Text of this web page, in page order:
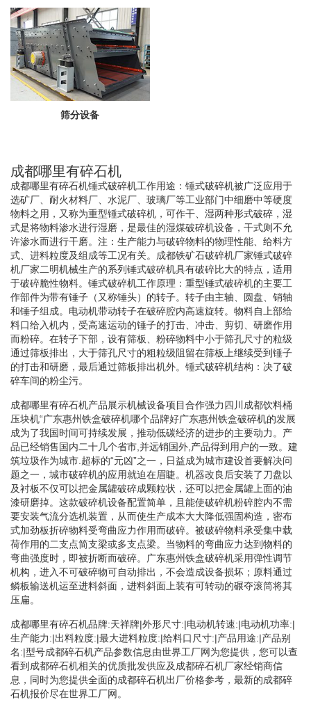
筛分设备
成都哪里有碎石机
成都哪里有碎石机锤式破碎机工作用途：锤式破碎机被广泛应用于
选矿厂、耐火材料厂、水泥厂、玻璃厂等工业部门中细磨中等硬度
物料之用，又称为重型锤式破碎机，可作干、湿两种形式破碎，湿
式是将物料渗水进行湿磨，是最佳的湿煤破碎机设备，干式则不允
许渗水而进行干磨。注：生产能力与破碎物料的物理性能、给料方
式、进料粒度及组成等工况有关。成都铁矿石破碎机厂家锤式破碎
机厂家二明机械生产的系列锤式破碎机具有破碎比大的特点，适用
于破碎脆性物料。锤式破碎机工作原理：重型锤式破碎机的主要工
作部件为带有锤子（又称锤头）的转子。转子由主轴、圆盘、销轴
和锤子组成。电动机带动转子在破碎腔内高速旋转。物料自上部给
料口给入机内，受高速运动的锤子的打击、冲击、剪切、研磨作用
而粉碎。在转子下部，设有筛板、粉碎物料中小于筛孔尺寸的粒级
通过筛板排出，大于筛孔尺寸的粗粒级阻留在筛板上继续受到锤子
的打击和研磨，最后通过筛板排出机外。锤式破碎机结构：决了破
碎车间的粉尘污。
成都哪里有碎石机产品展示机械设备项目合作强力四川成都饮料桶
压块机“广东惠州铁盒破碎机哪个品牌好广东惠州铁盒破碎机的发展
成为了我国时间可持续发展，推动低碳经济的进步的主要动力。产
品已经销售国内二十几个省市,并远销国外,产品得到用户的一致。建
筑垃圾作为城市.超标的“元凶”之一，日益成为城市建设首要解决问
题之一，城市破碎机的应用就迫在眉睫。机器改良后安装了刀盘以
及衬板不仅可以把金属罐破碎成颗粒状，还可以把金属罐上面的油
漆研磨掉。这款破碎机设备配置简单，且能使破碎机粉碎腔内不需
要安装气流分选机装置，从而使生产成本大大降低强固构造，密布
式加劲板折碎物料受弯曲应力作用而破碎。被破碎物料承受集中载
荷作用的二支点简支梁或多支点梁。当物料的弯曲应力达到物料的
弯曲强度时，即被折断而破碎。广东惠州铁盒破碎机采用弹性调节
机构，进入不可破碎物可自动排出，不会造成设备损坏；原料通过
鳞板输送机运至进料斜面，进料斜面上装有可转动的碾夺滚筒将其
压扁。
成都哪里有碎石机品牌:天祥牌|外形尺寸:|电动机转速:|电动机功率:|
生产能力:|出料粒度:|最大进料粒度:|给料口尺寸:|产品用途:|产品别
名:|型号成都碎石机产品参数信息由世界工厂网为您提供，您可以查
看到成都碎石机相关的优质批发供应及成都碎石机厂家经销商信
息，同时为您提供全面的成都碎石机出厂价格参考，最新的成都碎
石机报价尽在世界工厂网。